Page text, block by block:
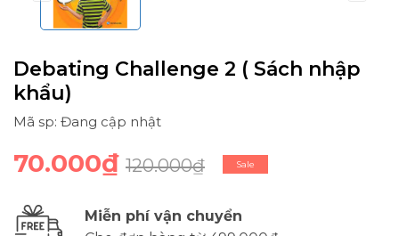
Debating Challenge 2 ( Sách nhập
khẩu)
Mã sp: Đang cập nhật
70.000₫ 120.000₫ Sale
Miễn phí vận chuyển